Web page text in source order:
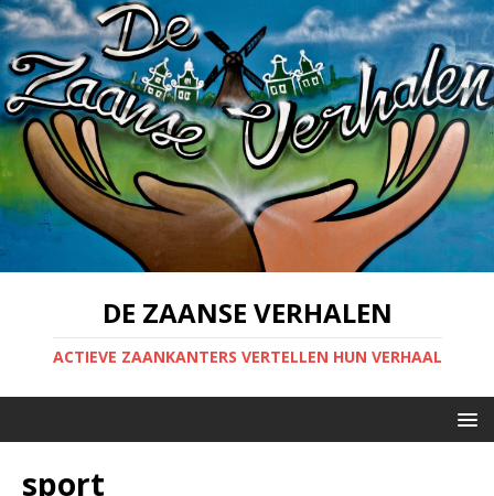
DE ZAANSE VERHALEN
ACTIEVE ZAANKANTERS VERTELLEN HUN VERHAAL
sport